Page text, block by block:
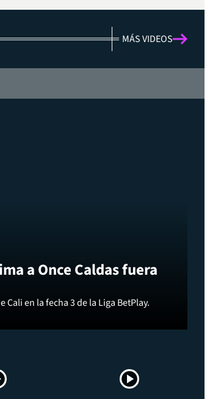
MÁS VIDEOS
a Once Caldas fuera
Cali en la fecha 3 de la Liga BetPlay.